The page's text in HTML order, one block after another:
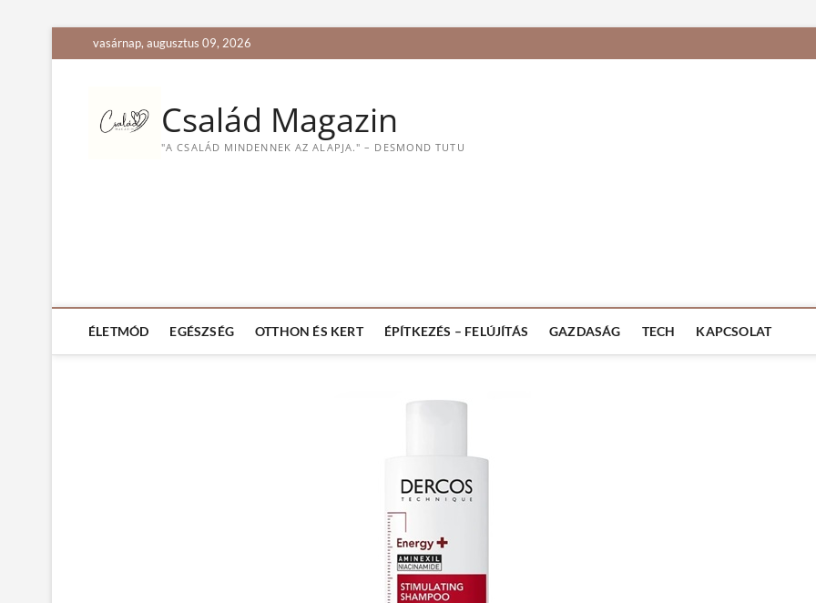
k
vasárnap, augusztus 09, 2026
Család Magazin
"A CSALÁD MINDENNEK AZ ALAPJA." – DESMOND TUTU
ÉLETMÓD EGÉSZSÉG OTTHON ÉS KERT ÉPÍTKEZÉS – FELÚJÍTÁS GAZDASÁG TECH KAPCSOLAT